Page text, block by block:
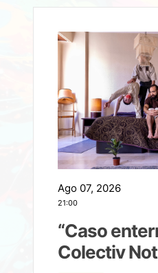
Ago 07, 2026
21:00
“Caso
Colectiv